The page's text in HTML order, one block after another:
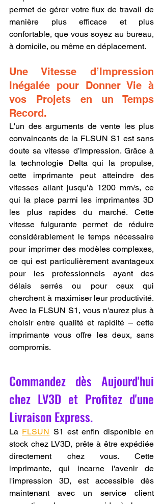
permet de gérer votre flux de travail de
manière plus efficace et plus
confortable, que vous soyez au bureau,
à domicile, ou même en déplacement.
Une Vitesse d’Impression
Inégalée pour Donner Vie à
vos Projets en un Temps
Record.
L'un des arguments de vente les plus
convaincants de la FLSUN S1 est sans
doute sa vitesse d’impression. Grâce à
la technologie Delta qui la propulse,
cette imprimante peut atteindre des
vitesses allant jusqu’à 1200 mm/s, ce
qui la place parmi les imprimantes 3D
les plus rapides du marché. Cette
vitesse fulgurante permet de réduire
considérablement le temps nécessaire
pour imprimer des modèles complexes,
ce qui est particulièrement avantageux
pour les professionnels ayant des
délais serrés ou pour ceux qui
cherchent à maximiser leur productivité.
Avec la FLSUN S1, vous n'aurez plus à
choisir entre qualité et rapidité – cette
imprimante vous offre les deux, sans
compromis.
Commandez dès Aujourd'hui
chez LV3D et Profitez d'une
Livraison Express.
La FLSUN S1 est enfin disponible en
stock chez LV3D, prête à être expédiée
directement chez vous. Cette
imprimante, qui incarne l'avenir de
l'impression 3D, est accessible dès
maintenant avec un service client